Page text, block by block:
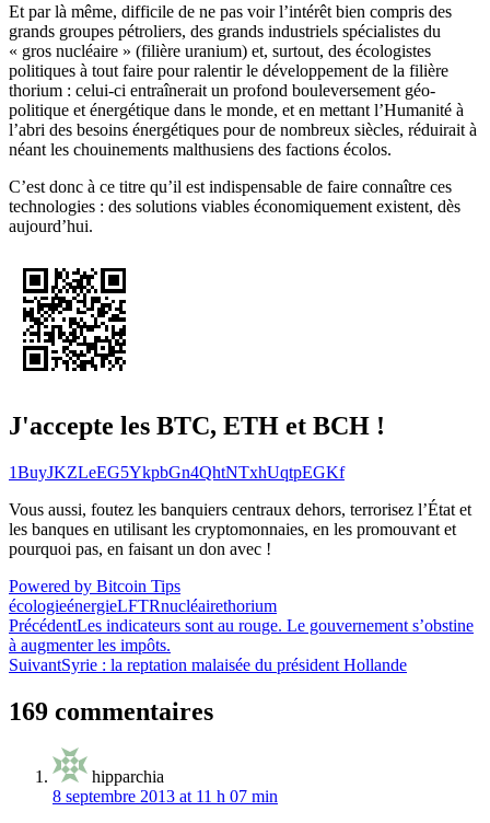
Et par là même, difficile de ne pas voir l’intérêt bien compris des
grands groupes pétroliers, des grands industriels spécialistes du
« gros nucléaire » (filière uranium) et, surtout, des écologistes
politiques à tout faire pour ralentir le développement de la filière
thorium : celui-ci entraînerait un profond bouleversement géo-
politique et énergétique dans le monde, et en mettant l’Humanité à
l’abri des besoins énergétiques pour de nombreux siècles, réduirait à
néant les chouinements malthusiens des factions écolos.
C’est donc à ce titre qu’il est indispensable de faire connaître ces
technologies : des solutions viables économiquement existent, dès
aujourd’hui.
J'accepte les BTC, ETH et BCH !
1BuyJKZLeEG5YkpbGn4QhtNTxhUqtpEGKf
Vous aussi, foutez les banquiers centraux dehors, terrorisez l’État et
les banques en utilisant les cryptomonnaies, en les promouvant et
pourquoi pas, en faisant un don avec !
Powered by Bitcoin Tips
écologieénergieLFTRnucléairethorium
Navigation
de
PrécédentLes indicateurs sont au rouge. Le gouvernement s’obstine
à augmenter les impôts.
SuivantSyrie : la reptation malaisée du président Hollande
169 commentaires
hipparchia
8 septembre 2013 at 11 h 07 min